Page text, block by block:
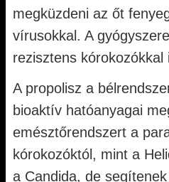
megküzdeni az őt
vírusokkal. A
rezisztens kórokozókkal
A propolisz a
bioaktív hatóanyagai
emésztőrendszert a
kórokozóktól, mint a
a Candida, de